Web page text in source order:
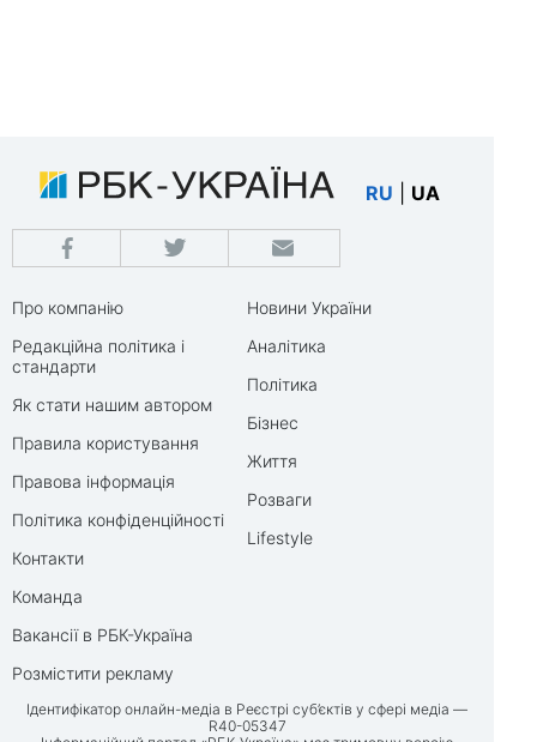
RU UA
Про компанію
Редакційна політика і
стандарти
Як стати нашим автором
Правила користування
Правова інформація
Політика конфіденційності
Контакти
Команда
Вакансії в РБК-Україна
Розмістити рекламу
Новини України
Аналітика
Політика
Бізнес
Життя
Розваги
Lifestyle
Ідентифікатор онлайн-медіа в Реєстрі суб’єктів у сфері медіа —
R40-05347